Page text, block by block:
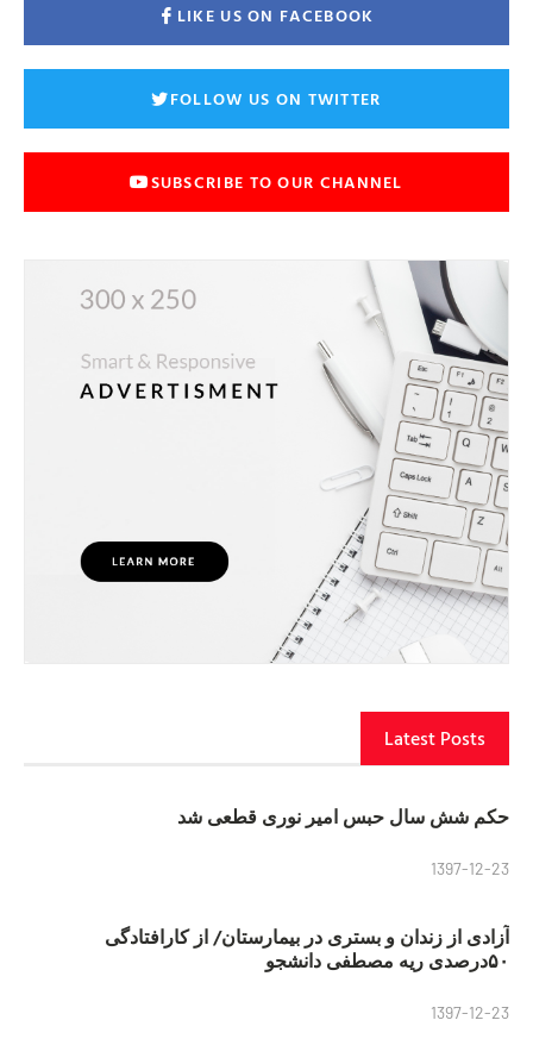
LIKE US ON FACEBOOK
FOLLOW US ON TWITTER
SUBSCRIBE TO OUR CHANNEL
Latest Posts
حکم شش سال حبس امیر نوری قطعی شد
1397-12-23
آزادی از زندان و بستری در بیمارستان/ از کارافتادگی
۵۰درصدی ریه مصطفی دانشجو
1397-12-23